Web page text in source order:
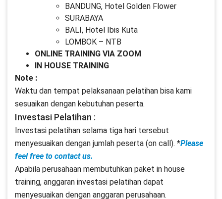
BANDUNG, Hotel Golden Flower
SURABAYA
BALI, Hotel Ibis Kuta
LOMBOK – NTB
ONLINE TRAINING VIA ZOOM
IN HOUSE TRAINING
Note :
Waktu dan tempat pelaksanaan pelatihan bisa kami
sesuaikan dengan kebutuhan peserta.
Investasi Pelatihan :
Investasi pelatihan selama tiga hari tersebut
menyesuaikan dengan jumlah peserta (on call). *Please
feel free to contact us.
Apabila perusahaan membutuhkan paket in house
training, anggaran investasi pelatihan dapat
menyesuaikan dengan anggaran perusahaan.